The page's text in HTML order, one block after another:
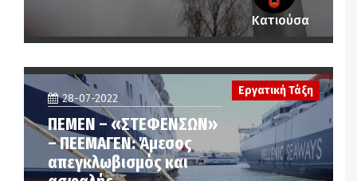
Κατιούσα
28-07-2022
ΠΕΜΕΝ – «ΣΤΕΦΕΝΣΩΝ»
– ΠΕΕΜΑΓΕΝ: Άμεσος
απεγκλωβισμός και
Εργατική Τάξη